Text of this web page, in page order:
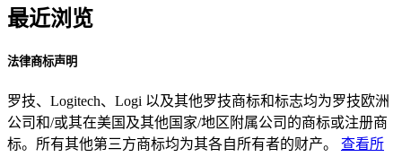
最近浏览
法律商标声明
罗技、Logitech、Logi 以及其他罗技商标和标志均为罗技欧洲
公司和/或其在美国及其他国家/地区附属公司的商标或注册商
标。所有其他第三方商标均为其各自所有者的财产。 查看所